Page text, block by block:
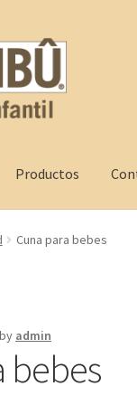
Productos
Productos
Cuna para bebes
by admin
bebes